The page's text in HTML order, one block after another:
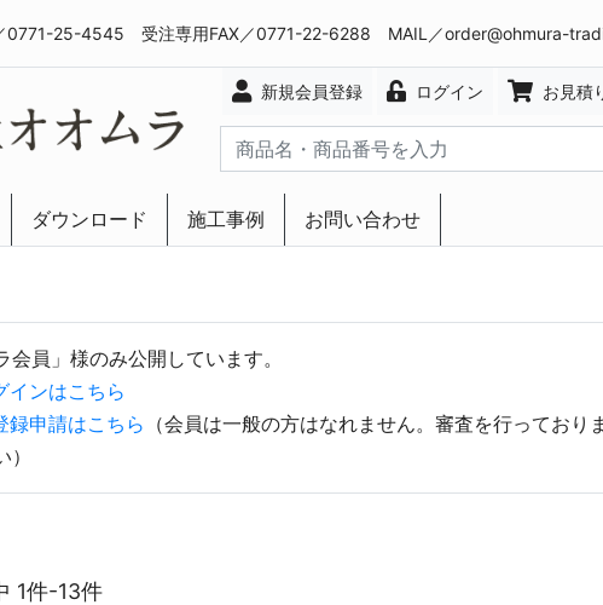
0771-25-4545 受注専用FAX／0771-22-6288 MAIL／order@ohmura-
新規会員登録 ログイン お見積
ダウンロード 施工事例 お問い合わせ
員」様のみ公開しています。
インはこちら
録申請はこちら （会員は一般の方はなれません。審査を行っており
1件-13件